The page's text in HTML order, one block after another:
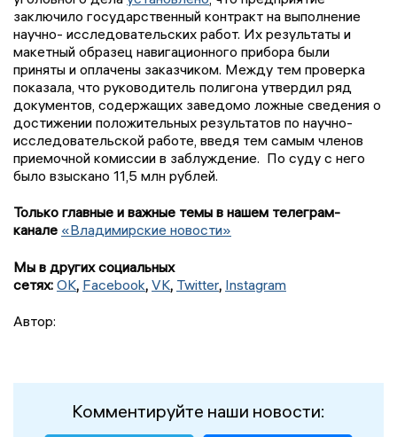
заключило государственный контракт на выполнение
научно- исследовательских работ. Их результаты и
макетный образец навигационного прибора были
приняты и оплачены заказчиком. Между тем проверка
показала, что руководитель полигона утвердил ряд
документов, содержащих заведомо ложные сведения о
достижении положительных результатов по научно-
исследовательской работе, введя тем самым членов
приемочной комиссии в заблуждение. По суду с него
было взыскано 11,5 млн рублей.
Только главные и важные темы в нашем телеграм-
канале «Владимирские новости»
Мы в других социальных
сетях: OK, Facebook, VK, Twitter, Instagram
Автор:
Комментируйте наши новости: